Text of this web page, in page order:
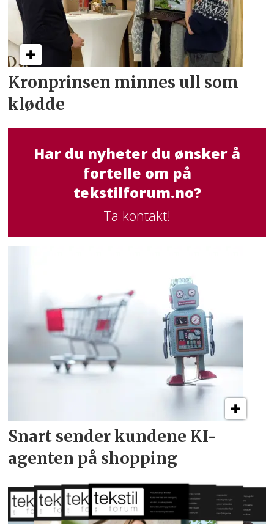
Kronprinsen minnes ull som
klødde
Har du nyheter du ønsker å
fortelle om på
tekstilforum.no?
Ta kontakt!
Snart sender kundene KI-
agenten på shopping